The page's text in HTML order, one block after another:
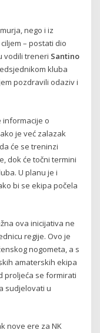
nego i iz
– postati dio
vodili treneri Santino
kluba
pozdravili odaziv i
informacije o
je već zalazak
će se treninzi
dok će točni termini
U planu je i
bi se ekipa počela
ova inicijativa ne
regije. Ovo je
nogometa, a s
amaterskih ekipa
proljeća se formirati
sudjelovati u
nove ere za NK